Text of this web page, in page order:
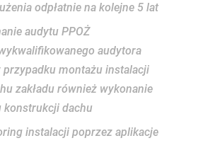
odpłatnie na kolejne 5 lat
audytu PPOŻ
audytora
przypadku montażu instalacji
zakładu również wykonanie
konstrukcji dachu
instalacji poprzez aplikacje